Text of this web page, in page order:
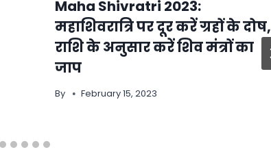
Maha Shivratri 2023:
महाशिवरात्रि पर दूर करें ग्रहों के दोष,
राशि के अनुसार करें शिव मंत्रों का
जाप
By February 15, 2023